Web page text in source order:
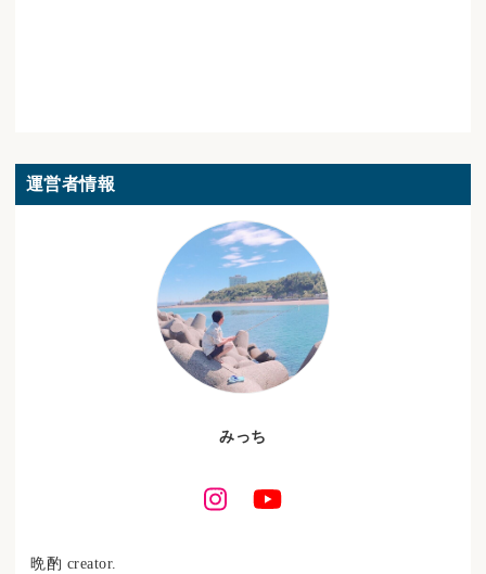
運営者情報
みっち
晩酌 creator.